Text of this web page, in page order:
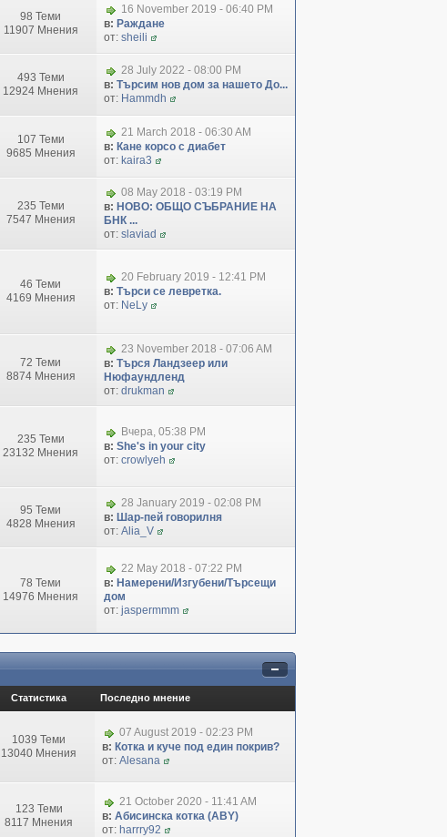
98 Теми
11907 Мнения
16 November 2019 - 06:40 PM
в: Раждане
от: sheili
493 Теми
12924 Мнения
28 July 2022 - 08:00 PM
в: Търсим нов дом за нашето До...
от: Hammdh
107 Теми
9685 Мнения
21 March 2018 - 06:30 AM
в: Кане корсо с диабет
от: kaira3
235 Теми
7547 Мнения
08 May 2018 - 03:19 PM
в: НОВО: ОБЩО СЪБРАНИЕ НА
БНК ...
от: slaviad
46 Теми
4169 Мнения
20 February 2019 - 12:41 PM
в: Търси се левретка.
от: NeLy
72 Теми
8874 Мнения
23 November 2018 - 07:06 AM
в: Търся Ландзеер или
Нюфаундленд
от: drukman
235 Теми
23132 Мнения
Вчера, 05:38 PM
в: She's in your city
от: crowlyeh
95 Теми
4828 Мнения
28 January 2019 - 02:08 PM
в: Шар-пей говорилня
от: Alia_V
78 Теми
14976 Мнения
22 May 2018 - 07:22 PM
в: Намерени/Изгубени/Търсещи
дом
от: jaspermmm
Статистика Последно мнение
1039 Теми
13040 Мнения
07 August 2019 - 02:23 PM
в: Котка и куче под един покрив?
от: Alesana
123 Теми
8117 Мнения
21 October 2020 - 11:41 AM
в: Абисинска котка (ABY)
от: harrry92